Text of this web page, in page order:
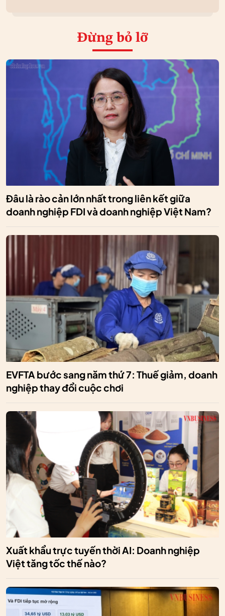
Đừng bỏ lỡ
Đâu là rào cản lớn nhất trong liên kết giữa
doanh nghiệp FDI và doanh nghiệp Việt Nam?
EVFTA bước sang năm thứ 7: Thuế giảm, doanh
nghiệp thay đổi cuộc chơi
Xuất khẩu trực tuyến thời AI: Doanh nghiệp
Việt tăng tốc thế nào?